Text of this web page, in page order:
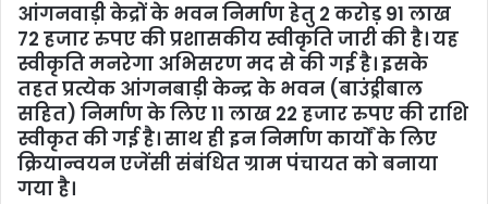
आंगनवाड़ी केद्रों के भवन निर्माण हेतु 2 करोड़ 91 लाख
72 हजार रुपए की प्रशासकीय स्वीकृति जारी की है। यह
स्वीकृति मनरेगा अभिसरण मद से की गई है। इसके
तहत प्रत्येक आंगनबाड़ी केन्द्र के भवन (बाउंड्रीबाल
सहित) निर्माण के लिए 11 लाख 22 हजार रुपए की राशि
स्वीकृत की गई है। साथ ही इन निर्माण कार्यों के लिए
क्रियान्वयन एजेंसी संबंधित ग्राम पंचायत को बनाया
गया है।